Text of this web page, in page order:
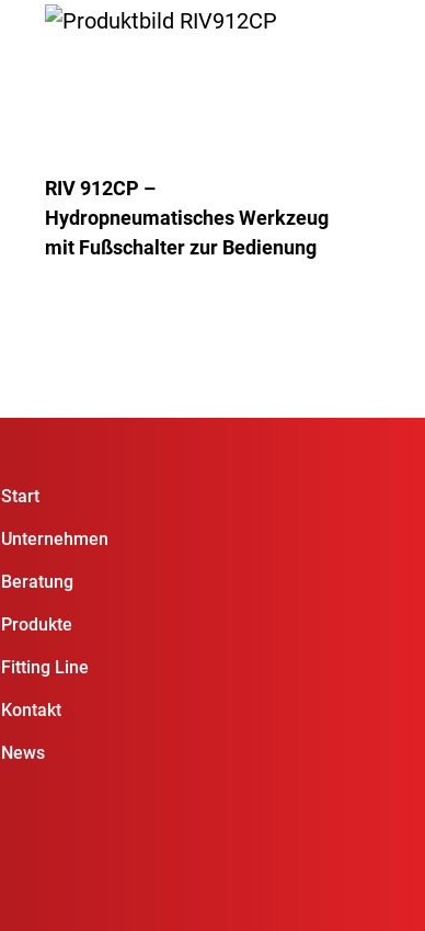
RIV 912CP –
Hydropneumatisches Werkzeug
mit Fußschalter zur Bedienung
Start
Unternehmen
Beratung
Produkte
Fitting Line
Kontakt
News